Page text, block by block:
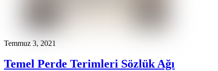
Temmuz 3, 2021
Temel Perde Terimleri Sözlük Ağı